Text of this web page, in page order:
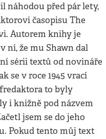
náhodou před pár lety,
časopisu The
Autorem knihy je
ní, že mu Shawn dal
sérii textů od novináře
se v roce 1945 vrací
to byly
i knižně pod názvem
jsem se do jeho
Pokud tento můj text